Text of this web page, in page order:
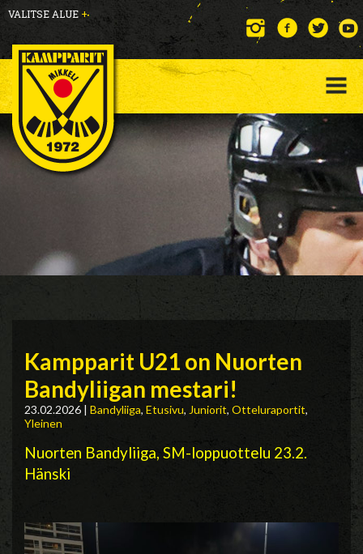
VALITSE ALUE +
Kampparit U21 on Nuorten
Bandyliigan mestari!
23.02.2026 | Bandyliiga, Etusivu, Juniorit, Otteluraportit,
Yleinen
Nuorten Bandyliiga, SM-loppuottelu 23.2.
Hänski